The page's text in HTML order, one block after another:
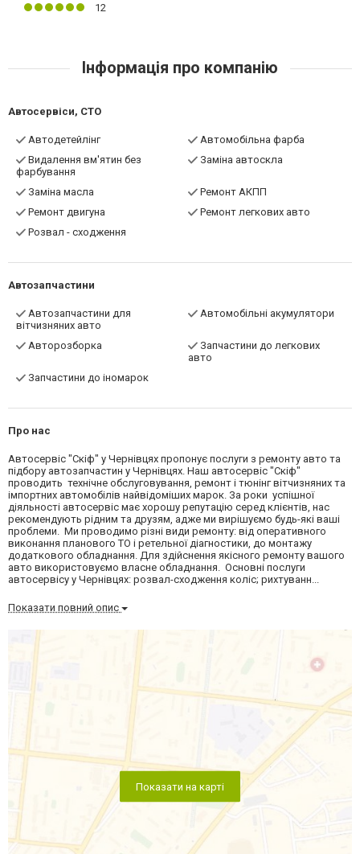
12
Інформація про компанію
Автосервіси, СТО
Автодетейлінг
Автомобільна фарба
Видалення вм'ятин без
фарбування
Заміна автоскла
Заміна масла
Ремонт АКПП
Ремонт двигуна
Ремонт легкових авто
Розвал - сходження
Автозапчастини
Автозапчастини для
вітчизняних авто
Автомобільні акумулятори
Авторозборка
Запчастини до легкових
авто
Запчастини до іномарок
Про нас
Автосервіс "Скіф" у Чернівцях пропонує послуги з ремонту авто та
підбору автозапчастин у Чернівцях. Наш автосервіс "Скіф"
проводить технічне обслуговування, ремонт і тюнінг вітчизняних та
імпортних автомобілів найвідоміших марок. За роки успішної
діяльності автосервіс має хорошу репутацію серед клієнтів, нас
рекомендують рідним та друзям, адже ми вирішуємо будь-які ваші
проблеми. Ми проводимо різні види ремонту: від оперативного
виконання планового ТО і ретельної діагностики, до монтажу
додаткового обладнання. Для здійснення якісного ремонту вашого
авто використовуємо власне обладнання. Основні послуги
автосервісу у Чернівцях: розвал-сходження коліс; рихтуванн...
Показати повний опис
Показати на карті